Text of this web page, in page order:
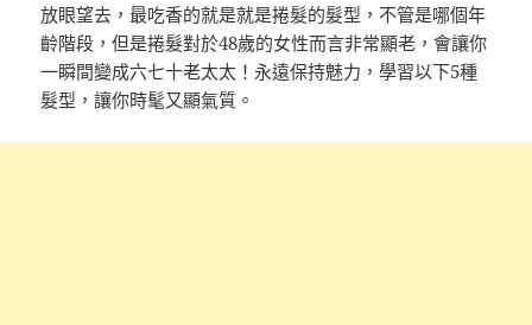
放眼望去，最吃香的就是就是捲髮的髮型，不管是哪個年
齡階段，但是捲髮對於48歲的女性而言非常顯老，會讓你
一瞬間變成六七十老太太！永遠保持魅力，學習以下5種
髮型，讓你時髦又顯氣質。